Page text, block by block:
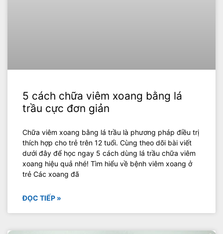
5 cách chữa viêm xoang bằng lá
trầu cực đơn giản
Chữa viêm xoang bằng lá trầu là phương pháp điều trị
thích hợp cho trẻ trên 12 tuổi. Cùng theo dõi bài viết
dưới đây để học ngay 5 cách dùng lá trầu chữa viêm
xoang hiệu quả nhé! Tìm hiểu về bệnh viêm xoang ở
trẻ Các xoang đã
ĐỌC TIẾP »